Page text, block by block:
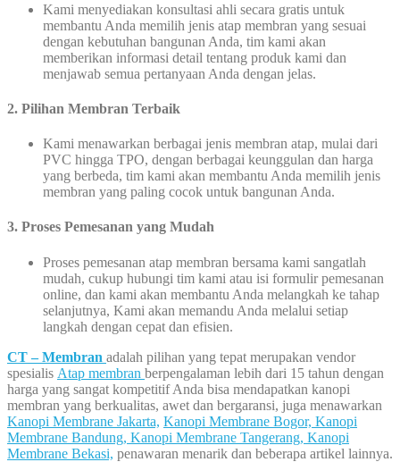
Kami menyediakan konsultasi ahli secara gratis untuk
membantu Anda memilih jenis atap membran yang sesuai
dengan kebutuhan bangunan Anda, tim kami akan
memberikan informasi detail tentang produk kami dan
menjawab semua pertanyaan Anda dengan jelas.
2. Pilihan Membran Terbaik
Kami menawarkan berbagai jenis membran atap, mulai dari
PVC hingga TPO, dengan berbagai keunggulan dan harga
yang berbeda, tim kami akan membantu Anda memilih jenis
membran yang paling cocok untuk bangunan Anda.
3. Proses Pemesanan yang Mudah
Proses pemesanan atap membran bersama kami sangatlah
mudah, cukup hubungi tim kami atau isi formulir pemesanan
online, dan kami akan membantu Anda melangkah ke tahap
selanjutnya, Kami akan memandu Anda melalui setiap
langkah dengan cepat dan efisien.
CT – Membran adalah pilihan yang tepat merupakan vendor
spesialis Atap membran berpengalaman lebih dari 15 tahun dengan
harga yang sangat kompetitif Anda bisa mendapatkan kanopi
membran yang berkualitas, awet dan bergaransi, juga menawarkan
Kanopi Membrane Jakarta, Kanopi Membrane Bogor, Kanopi
Membrane Bandung, Kanopi Membrane Tangerang, Kanopi
Membrane Bekasi, penawaran menarik dan beberapa artikel lainnya.